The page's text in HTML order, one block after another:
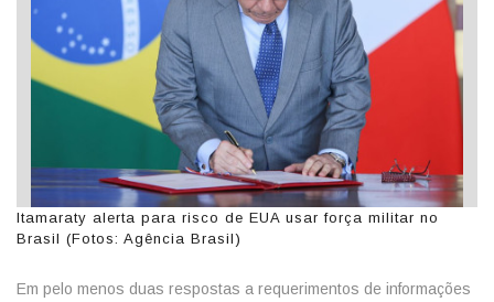
Itamaraty alerta para risco de EUA usar força militar no
Brasil (Fotos: Agência Brasil)
Em pelo menos duas respostas a requerimentos de informações